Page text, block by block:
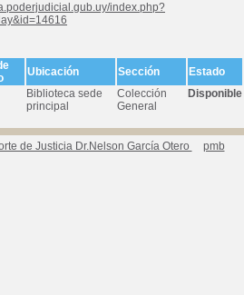
index.php?
Ubicación Sección
Estado
Biblioteca sede
principal
Colección
General
Disponible
de Justicia Dr.Nelson García Otero pmb